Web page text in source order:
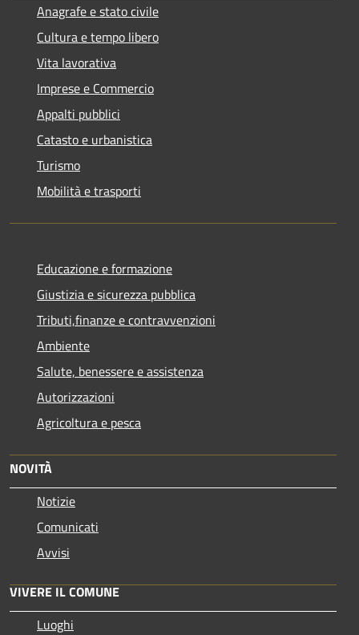
Anagrafe e stato civile
Cultura e tempo libero
Vita lavorativa
Imprese e Commercio
Appalti pubblici
Catasto e urbanistica
Turismo
Mobilità e trasporti
Educazione e formazione
Giustizia e sicurezza pubblica
Tributi,finanze e contravvenzioni
Ambiente
Salute, benessere e assistenza
Autorizzazioni
Agricoltura e pesca
NOVITÀ
Notizie
Comunicati
Avvisi
VIVERE IL COMUNE
Luoghi